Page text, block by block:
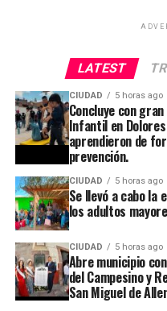
LATEST
CIUDAD 5 horas ago
Concluye con
Infantil en
aprendieron de
prevención.
CIUDAD 5 horas ago
Se llevó a cabo la
los adultos
CIUDAD 5 horas ago
Abre municipio
del Campesino y
San Miguel de